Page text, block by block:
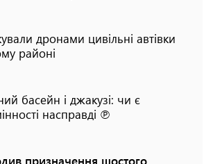
дронами цивільні автівки
районі
басейн і джакузі: чи є
насправді ℗
призначення шостого